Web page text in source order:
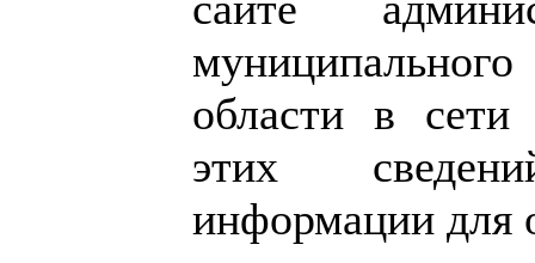
области в сети
этих
информации для